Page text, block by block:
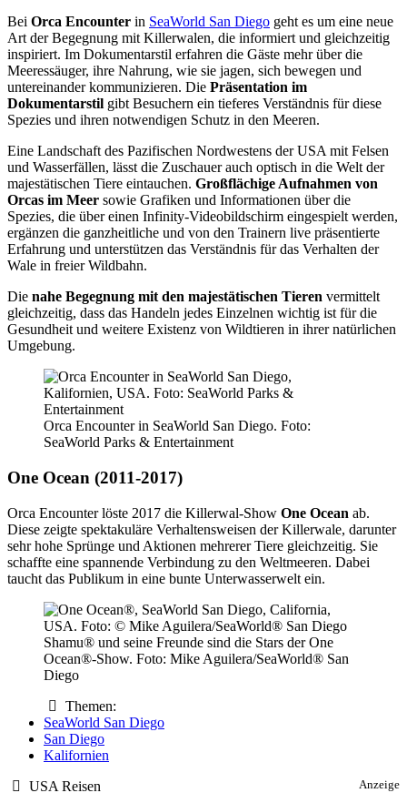
Bei Orca Encounter in SeaWorld San Diego geht es um eine neue
Art der Begegnung mit Killerwalen, die informiert und gleichzeitig
inspiriert. Im Dokumentarstil erfahren die Gäste mehr über die
Meeressäuger, ihre Nahrung, wie sie jagen, sich bewegen und
untereinander kommunizieren. Die Präsentation im
Dokumentarstil gibt Besuchern ein tieferes Verständnis für diese
Spezies und ihren notwendigen Schutz in den Meeren.
Eine Landschaft des Pazifischen Nordwestens der USA mit Felsen
und Wasserfällen, lässt die Zuschauer auch optisch in die Welt der
majestätischen Tiere eintauchen. Großflächige Aufnahmen von
Orcas im Meer sowie Grafiken und Informationen über die
Spezies, die über einen Infinity-Videobildschirm eingespielt werden,
ergänzen die ganzheitliche und von den Trainern live präsentierte
Erfahrung und unterstützen das Verständnis für das Verhalten der
Wale in freier Wildbahn.
Die nahe Begegnung mit den majestätischen Tieren vermittelt
gleichzeitig, dass das Handeln jedes Einzelnen wichtig ist für die
Gesundheit und weitere Existenz von Wildtieren in ihrer natürlichen
Umgebung.
Orca Encounter in SeaWorld San Diego. Foto:
SeaWorld Parks & Entertainment
One Ocean (2011-2017)
Orca Encounter löste 2017 die Killerwal-Show One Ocean ab.
Diese zeigte spektakuläre Verhaltensweisen der Killerwale, darunter
sehr hohe Sprünge und Aktionen mehrerer Tiere gleichzeitig. Sie
schaffte eine spannende Verbindung zu den Weltmeeren. Dabei
taucht das Publikum in eine bunte Unterwasserwelt ein.
Shamu® und seine Freunde sind die Stars der One
Ocean®-Show. Foto: Mike Aguilera/SeaWorld® San
Diego
Themen:
SeaWorld San Diego
San Diego
Kalifornien
Anzeige
USA Reisen